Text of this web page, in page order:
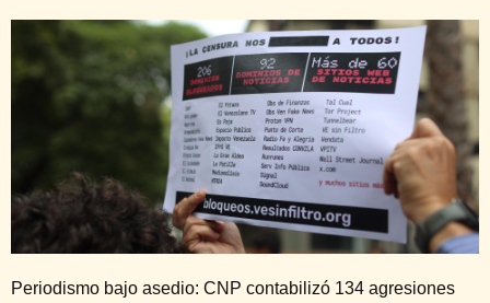
Periodismo bajo asedio: CNP contabilizó 134 agresiones